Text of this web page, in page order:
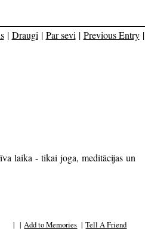
| Draugi | Par sevi | Previous Entry|
laika - tikai joga, meditācijas un
| |Add to Memories |Tell A Friend